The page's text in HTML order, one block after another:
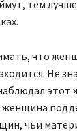
тем
что
Не
этот
чьи